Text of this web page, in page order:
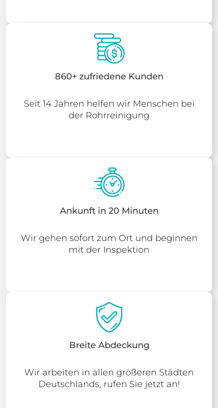
860+ zufriedene Kunden
Seit 14 Jahren helfen wir Menschen bei
der Rohrreinigung
Ankunft in 20 Minuten
Wir gehen sofort zum Ort und beginnen
mit der Inspektion
Breite Abdeckung
Wir arbeiten in allen größeren Städten
Deutschlands, rufen Sie jetzt an!